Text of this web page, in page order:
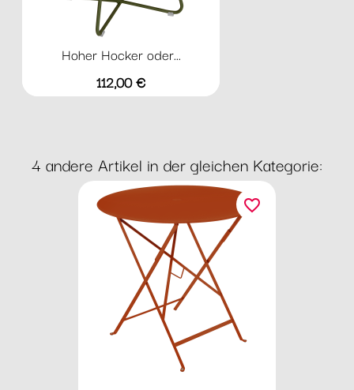
Hoher Hocker oder...
Preis
112,00 €
4 andere Artikel in der gleichen Kategorie:
favorite_border